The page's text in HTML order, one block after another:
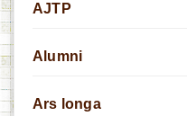
AJTP
Alumni
Ars longa